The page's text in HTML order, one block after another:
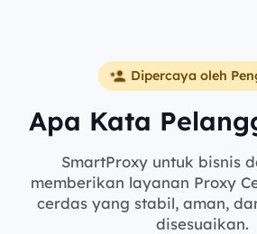
Dipercaya oleh
Apa Kata
SmartProxy untuk bisnis
memberikan layanan Proxy
cerdas yang stabil, aman,
disesuaikan.